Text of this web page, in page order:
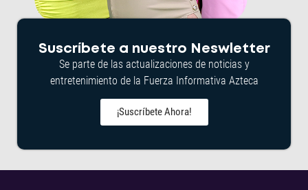
Suscríbete a nuestro Neswletter
Se parte de las actualizaciones de noticias y
entretenimiento de la Fuerza Informativa Azteca
¡Suscríbete Ahora!